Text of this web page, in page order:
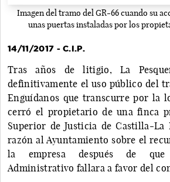
Imagen del tramo del GR-66 cuando su
unas puertas instaladas por los
14/11/2017 - C.I.P.
Tras años de litigio, La
definitivamente el uso público del
Enguídanos que transcurre por la
cerró el propietario de una finca
Superior de Justicia de Castilla-La
razón al Ayuntamiento sobre el
la empresa después de que
Administrativo fallara a favor del